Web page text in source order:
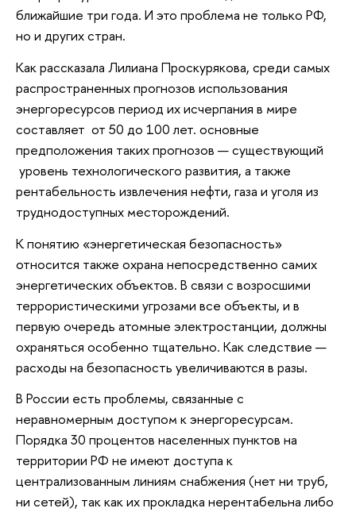
ближайшие три года. И это проблема не только РФ,
но и других стран.
Как рассказала Лилиана Проскурякова, среди самых
распространенных прогнозов использования
энергоресурсов период их исчерпания в мире
составляет от 50 до 100 лет. основные
предположения таких прогнозов — существующий
уровень технологического развития, а также
рентабельность извлечения нефти, газа и уголя из
труднодоступных месторождений.
К понятию «энергетическая безопасность»
относится также охрана непосредственно самих
энергетических объектов. В связи с возросшими
террористическими угрозами все объекты, и в
первую очередь атомные электростанции, должны
охраняться особенно тщательно. Как следствие —
расходы на безопасность увеличиваются в разы.
В России есть проблемы, связанные с
неравномерным доступом к энергоресурсам.
Порядка 30 процентов населенных пунктов на
территории РФ не имеют доступа к
централизованным линиям снабжения (нет ни труб,
ни сетей), так как их прокладка нерентабельна либо